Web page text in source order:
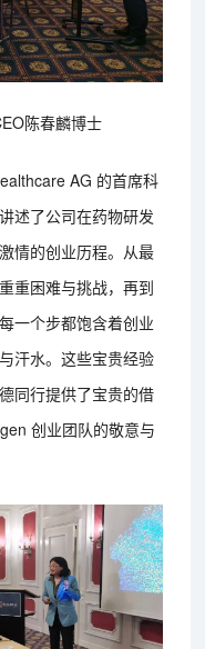
陈春麟博士
AG 的首席科
述了公司在药物研发
情的创业历程。从最
重困难与挑战，再到
一个步都饱含着创业
汗水。这些宝贵经验
同行提供了宝贵的借
创业团队的敬意与